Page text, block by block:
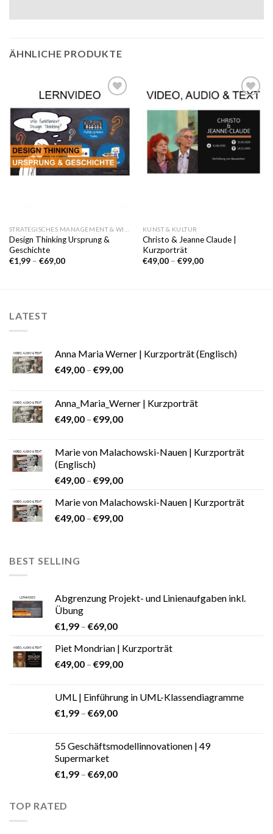
ÄHNLICHE PRODUKTE
Wunschliste
Design Thinking Ursprung &
Geschichte
€1,99– €69,00
Wunschliste
KUNST & KULTUR
Christo & Jeanne Claude |
Kurzporträt
€49,00– €99,00
LATEST
Anna Maria Werner | Kurzporträt (Englisch)
€49,00 – €99,00
Anna_Maria_Werner | Kurzporträt
€49,00 – €99,00
Marie von Malachowski-Nauen | Kurzporträt
(Englisch)
€49,00 – €99,00
Marie von Malachowski-Nauen | Kurzporträt
€49,00 – €99,00
BEST SELLING
Abgrenzung Projekt- und Linienaufgaben inkl.
Übung
€1,99 – €69,00
Piet Mondrian | Kurzporträt
€49,00 – €99,00
UML | Einführung in UML-Klassendiagramme
€1,99 – €69,00
55 Geschäftsmodellinnovationen | 49
Supermarket
€1,99 – €69,00
TOP RATED